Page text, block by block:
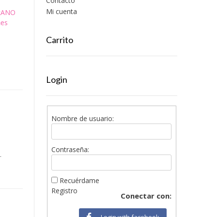
Mi cuenta
Carrito
Login
Nombre de usuario:
Contraseña:
Recuérdame
Conectar con:
Registro